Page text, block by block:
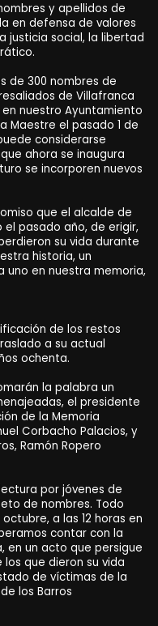
y apellidos de
en defensa de valores
justicia social, la libertad
de 300 nombres de
de Villafranca
nuestro Ayuntamiento
Maestre el pasado 1 de
considerarse
ahora se inaugura
se incorporen nuevos
que el alcalde de
el pasado año, de erigir,
su vida durante
historia, un
uno en nuestra memoria,
de los restos
a su actual
ochenta.
la palabra un
el presidente
de la Memoria
Corbacho Palacios, y
Ramón Ropero
por jóvenes de
de nombres. Todo
a las 12 horas en
contar con la
en un acto que persigue
que dieron su vida
de víctimas de la
los Barros